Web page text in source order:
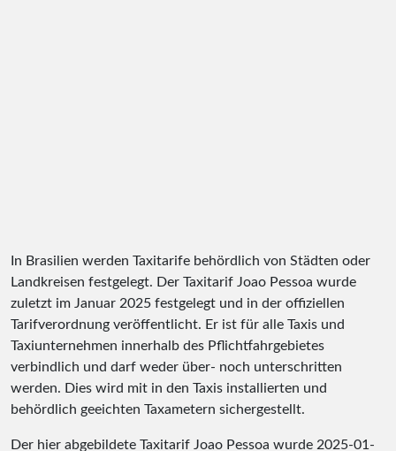
In Brasilien werden Taxitarife behördlich von Städten oder
Landkreisen festgelegt. Der Taxitarif Joao Pessoa wurde
zuletzt im Januar 2025 festgelegt und in der offiziellen
Tarifverordnung veröffentlicht. Er ist für alle Taxis und
Taxiunternehmen innerhalb des Pflichtfahrgebietes
verbindlich und darf weder über- noch unterschritten
werden. Dies wird mit in den Taxis installierten und
behördlich geeichten Taxametern sichergestellt.
Der hier abgebildete Taxitarif Joao Pessoa wurde 2025-01-